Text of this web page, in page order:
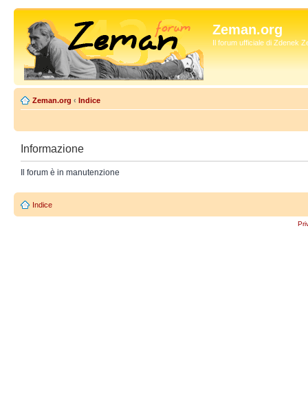
Zeman.org
Il forum ufficiale di Zdenek
Zeman.org ‹ Indice
Informazione
Il forum è in manutenzione
Indice